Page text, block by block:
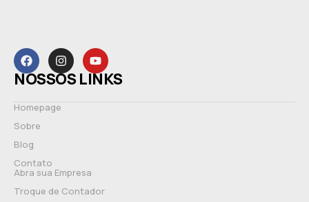
NOSSOS LINKS
Homepage
Sobre
Blog
Contato
Abra sua Empresa
Troque de Contador